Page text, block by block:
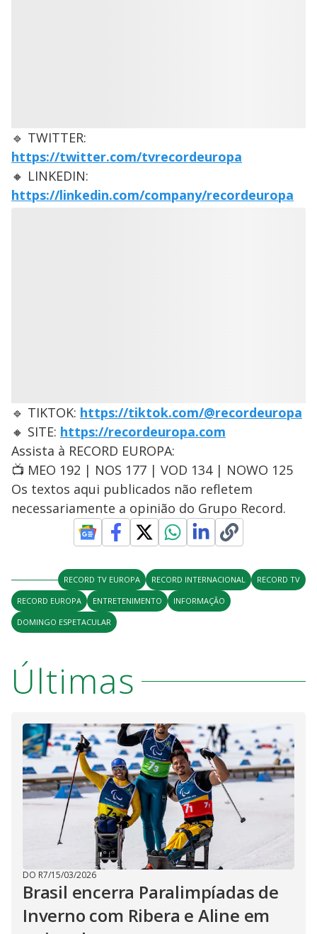
🔹 TWITTER:
https://twitter.com/tvrecordeuropa
🔸 LINKEDIN:
https://linkedin.com/company/recordeuropa
🔹 TIKTOK: https://tiktok.com/@recordeuropa
🔸 SITE: https://recordeuropa.com
Assista à RECORD EUROPA:
📺 MEO 192 | NOS 177 | VOD 134 | NOWO 125
Os textos aqui publicados não refletem
necessariamente a opinião do Grupo Record.
RECORD TV EUROPA RECORD INTERNACIONAL
RECORD TV
RECORD EUROPA
ENTRETENIMENTO
INFORMAÇÃO
DOMINGO ESPETACULAR
Últimas
DO R7/15/03/2026
Brasil encerra Paralimpíadas de
Inverno com Ribera e Aline em